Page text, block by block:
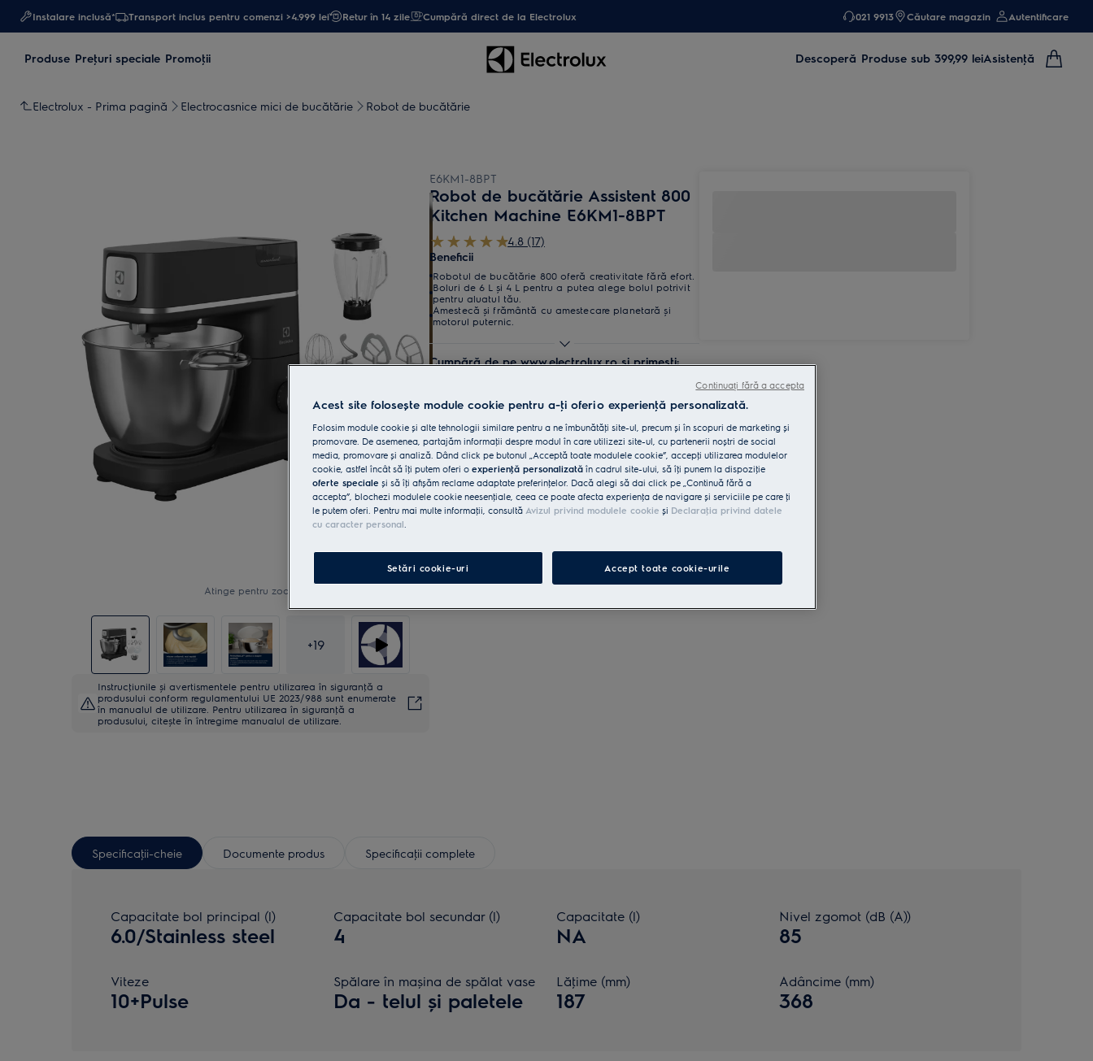
Instalare inclusă* Transport inclus pentru comenzi >4.999 lei Retur în 14 zile Cumpără direct de la Electrolux 021 9913 Căutare magazin Autentificare
Produse Preţuri speciale Promoţii Descoperă Produse sub 399,99 leiAsistenţă
Electrolux - Prima pagină Electrocasnice mici de bucătărie Robot de bucătărie
Atinge pentru zoom
+19
Instrucţiunile și avertismentele pentru utilizarea în siguranţă a
produsului conform regulamentului UE 2023/988 sunt enumerate
în manualul de utilizare. Pentru utilizarea în siguranţă a
produsului, citește în întregime manualul de utilizare.
E6KM1-8BPT
Robot de bucătărie Assistent 800
Kitchen Machine E6KM1-8BPT
4.8 (17)
Beneficii
Robotul de bucătărie 800 oferă creativitate fără efort.
Boluri de 6 L și 4 L pentru a putea alege bolul potrivit
pentru aluatul tău.
Amestecă și frământă cu amestecare planetară și
motorul puternic.
Cumpără de pe www.electrolux.ro și primești:
mari de 4999 lei
15 lei
Reciclare aparat vechi INCLUSĂ
Retragere în 14 zile INCLUS
Specificaţii-cheie Documente produs Specificaţii complete
Capacitate bol principal (l)
6.0/Stainless steel
Capacitate bol secundar (l)
4
Capacitate (l)
NA
Nivel zgomot (dB (A))
85
Viteze
10+Pulse
Spălare în mașina de spălat vase
Da - telul și paletele
Lăţime (mm)
187
Adâncime (mm)
368
Acest site folosește module cookie pentru a-ţi oferi o experienţă personalizată.
Folosim module cookie și alte tehnologii similare pentru a ne îmbunătăţi site-ul, precum și în scopuri de marketing și
promovare. De asemenea, partajăm informaţii despre modul în care utilizezi site-ul, cu partenerii noștri de social
media, promovare și analiză. Dând click pe butonul „Acceptă toate modulele cookie”, accepţi utilizarea modulelor
cookie, astfel încât să îţi putem oferi o experienţă personalizată în cadrul site-ului, să îţi punem la dispoziţie
oferte speciale și să îţi afișăm reclame adaptate preferinţelor. Dacă alegi să dai click pe „Continuă fără a
accepta”, blochezi modulele cookie neesenţiale, ceea ce poate afecta experienţa de navigare și serviciile pe care ţi
le putem oferi. Pentru mai multe informaţii, consultă Avizul privind modulele cookie și Declaraţia privind datele
cu caracter personal.
Setări cookie-uri Accept toate cookie-urile
Continuați fără a accepta